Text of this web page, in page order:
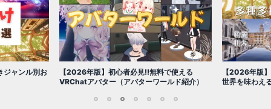
ジャンル別お
【2026年版】初心者必見!!無料で使える
VRChatアバター（アバターワールド紹介）
【2026年版
世界を味わえ